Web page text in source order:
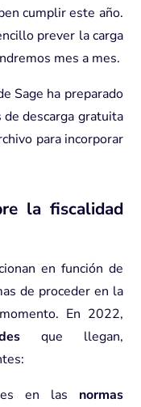
cumplir este año.
prever la carga
mes a mes.
Sage ha preparado
descarga gratuita
para incorporar
la fiscalidad
en función de
de proceder en la
En 2022,
que llegan,
en las normas